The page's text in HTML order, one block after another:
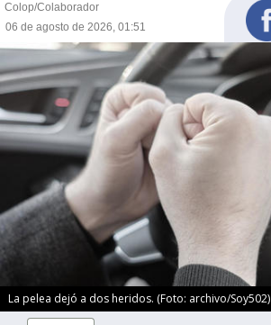
Colop/Colaborador
06 de agosto de 2026, 01:51
La pelea dejó a dos heridos. (Foto: archivo/Soy502)